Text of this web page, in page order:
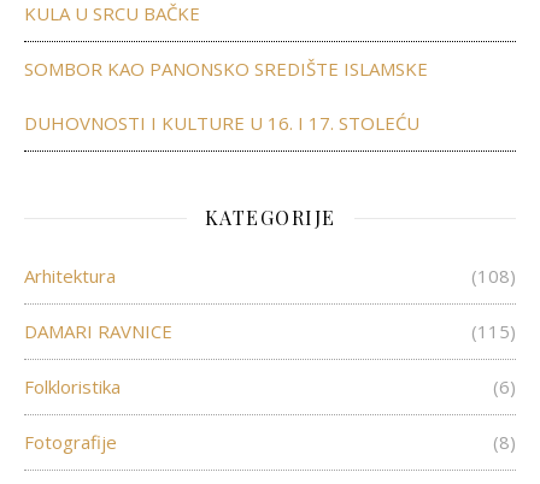
KULA U SRCU BAČKE
SOMBOR KAO PANONSKO SREDIŠTE ISLAMSKE
DUHOVNOSTI I KULTURE U 16. I 17. STOLEĆU
KATEGORIJE
Arhitektura (108)
DAMARI RAVNICE (115)
Folkloristika (6)
Fotografije (8)